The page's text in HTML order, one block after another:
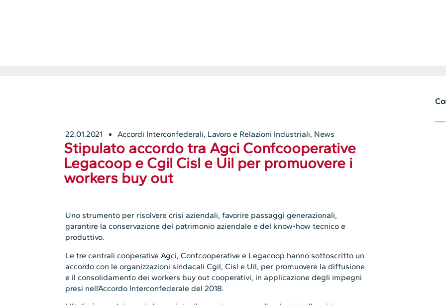
22.01.2021 Accordi Interconfederali, Lavoro e Relazioni Industriali, News
Stipulato accordo tra Agci Confcooperative
Legacoop e Cgil Cisl e Uil per promuovere i
workers buy out
Uno strumento per risolvere crisi aziendali, favorire passaggi generazionali,
garantire la conservazione del patrimonio aziendale e del know-how tecnico e
produttivo.
Le tre centrali cooperative Agci, Confcooperative e Legacoop hanno sottoscritto un
accordo con le organizzazioni sindacali Cgil, Cisl e Uil, per promuovere la diffusione
e il consolidamento dei workers buy out cooperativi, in applicazione degli impegni
presi nell’Accordo Interconfederale del 2018.